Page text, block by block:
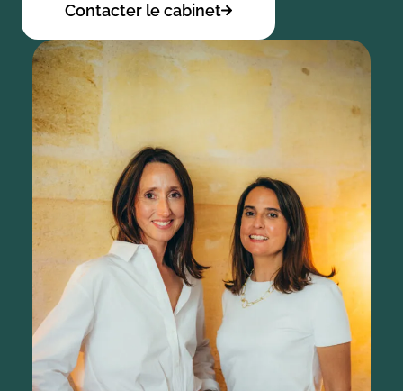
Contacter le cabinet